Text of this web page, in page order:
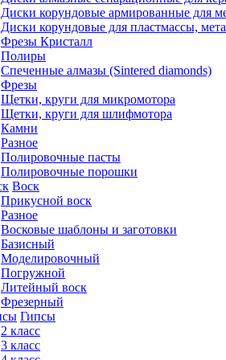
Диски корундовые армированные для
Диски корундовые для пластмассы,
Фрезы Кристалл
Полиры
Спеченные алмазы (Sintered diamonds)
Фрезы
Щетки, круги для микромотора
Щетки, круги для шлифмотора
Камни
Разное
Полировочные пасты
Полировочные порошки
Воск
Прикусной воск
Разное
Восковые шаблоны и заготовки
Базисный
Моделировочный
Погружной
Литейный воск
Фрезерный
Гипсы
2 класс
3 класс